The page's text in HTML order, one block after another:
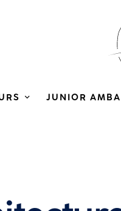
JUNIOR